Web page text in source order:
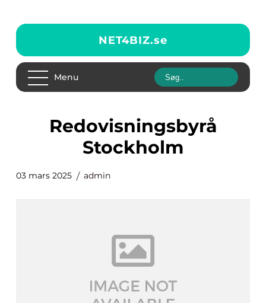
NET4BIZ.se
Menu
Redovisningsbyrå
Stockholm
03 mars 2025 admin